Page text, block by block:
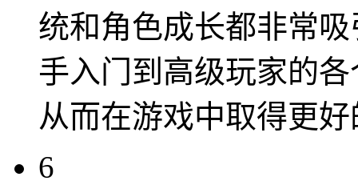
统和角色成长都非常
手入门到高级玩家的
从而在游戏中取得更
6